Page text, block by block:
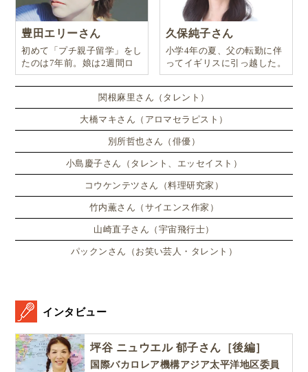
豊田エリーさん
初めて「プチ親子留学」をし
たのは7年前。娘は2週間ロ
ンドンのサマースクールに通
い、英語劇に挑戦したり、
久保純子さん
小学4年の夏、父の転勤に伴
ってイギリスに引っ越した。
関根麻里さん（タレント）
大橋マキさん（アロマセラピスト）
別所哲也さん（俳優）
小島慶子さん（タレント、エッセイスト）
コウケンテツさん（料理研究家）
竹内薫さん（サイエンス作家）
山崎直子さん（宇宙飛行士）
パックンさん（お笑い芸人・タレント）
インタビュー
坪谷 ニュウエル 郁子さん［後編］
国際バカロレア機構アジア太平洋地区委員